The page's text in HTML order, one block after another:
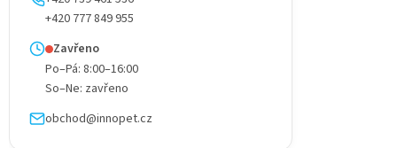
+420 777 849 955
Zavřeno
Po–Pá: 8:00–16:00
So–Ne: zavřeno
obchod@innopet.cz